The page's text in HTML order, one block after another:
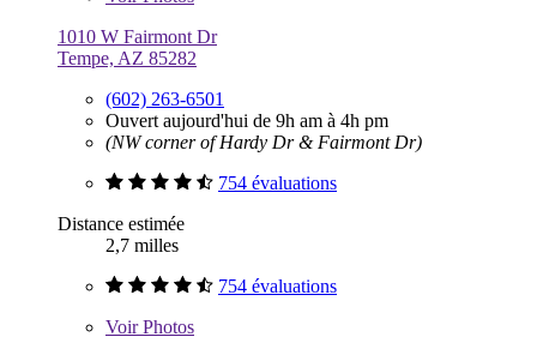
1010 W Fairmont Dr
Tempe, AZ 85282
(602) 263-6501
Ouvert aujourd'hui de 9h am à 4h pm
(NW corner of Hardy Dr & Fairmont Dr)
754 évaluations
Distance estimée
2,7 milles
754 évaluations
VoirPhotos